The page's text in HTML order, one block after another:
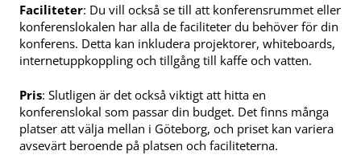
Faciliteter: Du vill också se till att konferensrummet eller
konferenslokalen har alla de faciliteter du behöver för din
konferens. Detta kan inkludera projektorer, whiteboards,
internetuppkoppling och tillgång till kaffe och vatten.
Pris: Slutligen är det också viktigt att hitta en
konferenslokal som passar din budget. Det finns många
platser att välja mellan i Göteborg, och priset kan variera
avsevärt beroende på platsen och faciliteterna.